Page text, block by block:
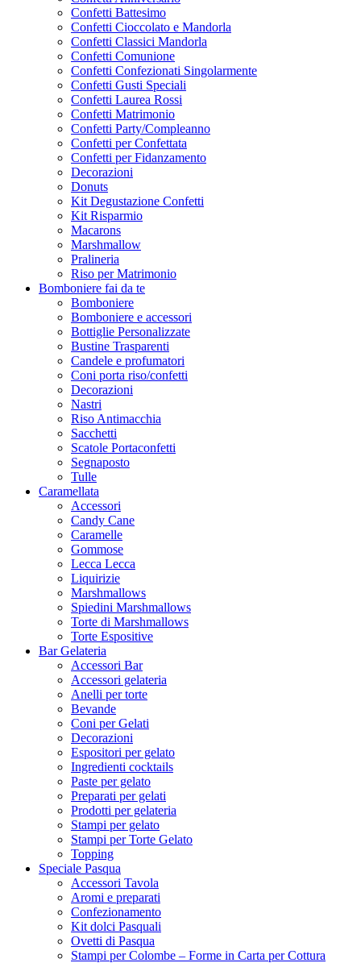
Confetti Battesimo
Confetti Cioccolato e Mandorla
Confetti Classici Mandorla
Confetti Comunione
Confetti Confezionati Singolarmente
Confetti Gusti Speciali
Confetti Laurea Rossi
Confetti Matrimonio
Confetti Party/Compleanno
Confetti per Confettata
Confetti per Fidanzamento
Decorazioni
Donuts
Kit Degustazione Confetti
Kit Risparmio
Macarons
Marshmallow
Pralineria
Riso per Matrimonio
Bomboniere fai da te
Bomboniere
Bomboniere e accessori
Bottiglie Personalizzate
Bustine Trasparenti
Candele e profumatori
Coni porta riso/confetti
Decorazioni
Nastri
Riso Antimacchia
Sacchetti
Scatole Portaconfetti
Segnaposto
Tulle
Caramellata
Accessori
Candy Cane
Caramelle
Gommose
Lecca Lecca
Liquirizie
Marshmallows
Spiedini Marshmallows
Torte di Marshmallows
Torte Espositive
Bar Gelateria
Accessori Bar
Accessori gelateria
Anelli per torte
Bevande
Coni per Gelati
Decorazioni
Espositori per gelato
Ingredienti cocktails
Paste per gelato
Preparati per gelati
Prodotti per gelateria
Stampi per gelato
Stampi per Torte Gelato
Topping
Speciale Pasqua
Accessori Tavola
Aromi e preparati
Confezionamento
Kit dolci Pasquali
Ovetti di Pasqua
Stampi per Colombe – Forme in Carta per Cottura